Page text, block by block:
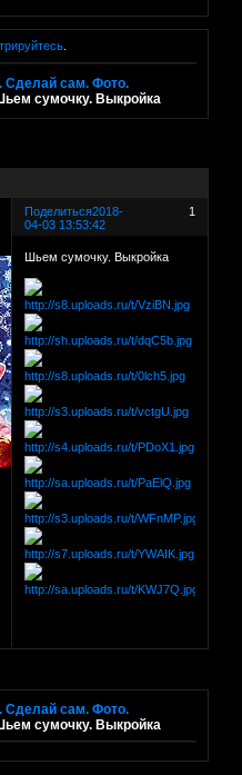
.
Сделай сам. Фото.
сумочку. Выкройка
Поделиться 1
2018-
04-03 13:53:42
Шьем сумочку. Выкройка
Сделай сам. Фото.
сумочку. Выкройка